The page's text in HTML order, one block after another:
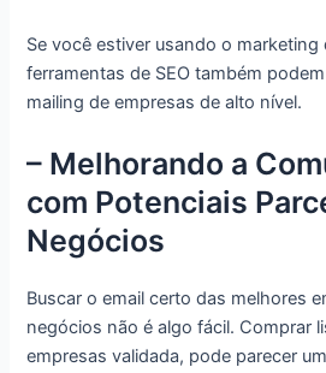
Se você estiver usando o marketing
ferramentas de SEO também
mailing de empresas de alto nível.
– Melhorando a
com Potenciais
Negócios
Buscar o email certo das melhores
negócios não é algo fácil. Comprar
empresas validada, pode parecer